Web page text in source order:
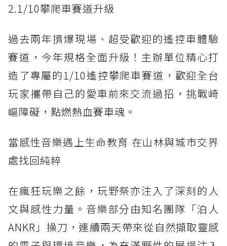
2.1/10攀爬車賽道升級
過去兩年擠爆現場、超受歡迎的遙控車體驗
賽道，今年規格全面升級！主辦單位精心打
造了專屬的1/10遙控攀爬車賽道，歡迎全台
玩家攜帶自己的愛車前來交流過招，挑戰崎
嶇障礙，點燃熱血賽車魂。
當感性音樂遇上生命教育 在山林與城市交界
處找回純粹
在瘋狂玩樂之餘，玩野祭亦注入了深刻的人
文與感性力量。音樂部分由知名團隊「泊人
ANKR」操刀，連續兩天帶來從自然擷取靈感